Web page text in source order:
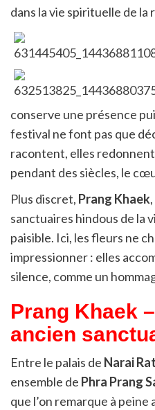
dans la vie spirituelle de la
conserve une présence
festival ne font pas que
racontent, elles
pendant des siècles, le
Plus discret, Prang Khaek
sanctuaires hindous de la
paisible. Ici, les fleurs ne
impressionner : elles
silence, comme un
Prang Khaek
ancien
Entre le palais de Narai
ensemble de Phra Prang
que l’on remarque à